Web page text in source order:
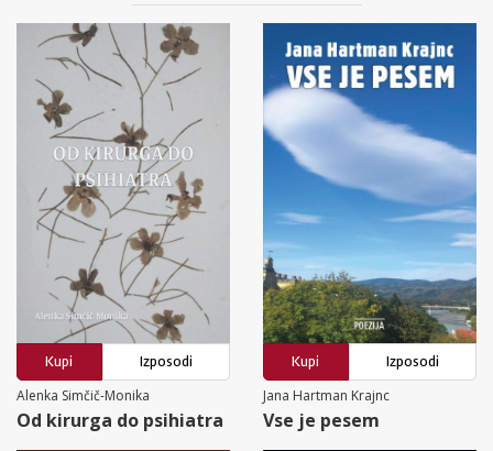
Kupi
Izposodi
Alenka Simčič-Monika
Od kirurga do psihiatra
Kupi
Izposodi
Jana Hartman Krajnc
Vse je pesem